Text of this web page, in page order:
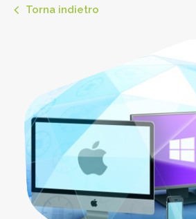
Torna indietro